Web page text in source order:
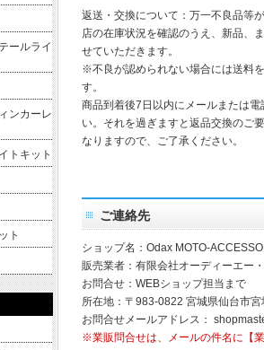
返送・交換について：万一不良品等
店の在庫状況を確認のうえ、新品、
せていただきます。
※不良が認められない場合には送料
す。
商品到着後7日以内にメールまたは
い。それを過ぎますと返品交換のご
なりますので、ご了承ください。
ご連絡先
ショップ名：Odax MOTO-
販売業者：有限会社オーディーエー
お問合せ：WEBショップ担当まで
所在地：〒983-0822 宮城県仙台市
お問合せメールアドレス：
※業販問合せは、メールの件名に【
ールライ
ンカーレ
トキット
ト